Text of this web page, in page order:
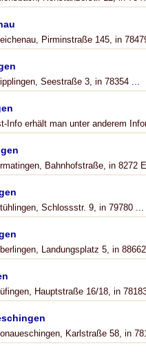
Pirminstraße 145, in
Seestraße 3, in 78354 ...
Info erhält man unter anderem
Bahnhofstraße, in 8272
Schlossstr. 9, in 79780 ...
Landungsplatz 5, in
Hauptstraße 16/18, in
Karlstraße 58, in